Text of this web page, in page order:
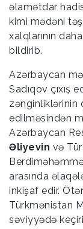
əlamətdar
kimi mədəni
xalqlarının
bildirib.
Azərbaycan
Sadıqov çıxış
edilməsindən
Azərbaycan
Əliyevin və
arasında
inkişaf edir.
Türkmənistan
səviyyədə